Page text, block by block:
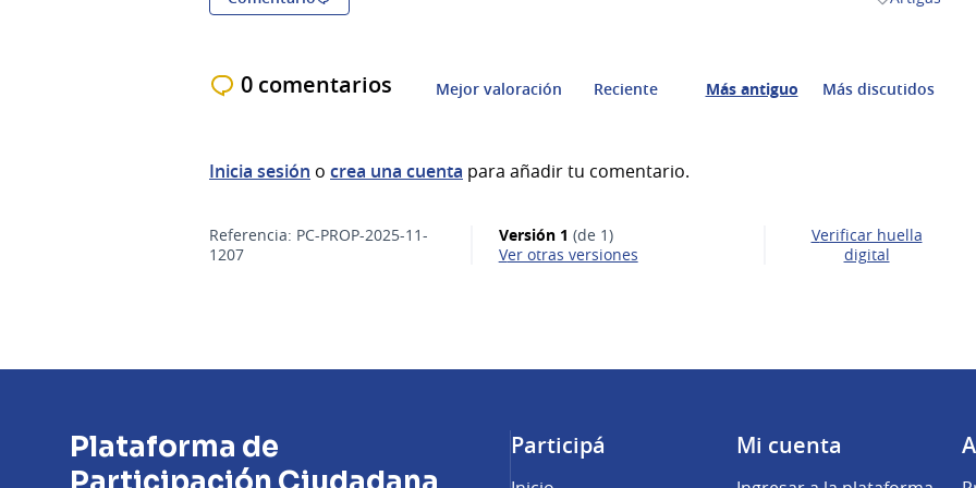
Resultados
0 comentarios Mejor valoración Reciente Más antiguo Más discutidos
Inicia sesión o crea una cuenta para añadir tu comentario.
Referencia: PC-PROP-2025-11-
1207
Versión 1 (de 1)
ver otras versiones
Verificar huella
digital
Plataforma de
Participá Mi cuenta